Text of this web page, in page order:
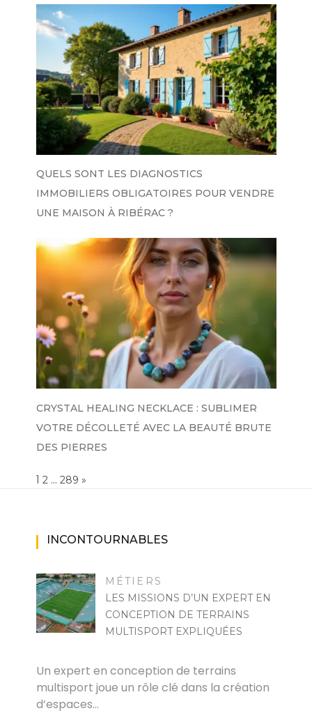
QUELS SONT LES DIAGNOSTICS
IMMOBILIERS OBLIGATOIRES POUR VENDRE
UNE MAISON À RIBÉRAC ?
CRYSTAL HEALING NECKLACE : SUBLIMER
VOTRE DÉCOLLETÉ AVEC LA BEAUTÉ BRUTE
DES PIERRES
Page:
1 2 … 289 NEXT
»
INCONTOURNABLES
MÉTIERS
LES MISSIONS D’UN EXPERT EN
CONCEPTION DE TERRAINS
MULTISPORT EXPLIQUÉES
Un expert en conception de terrains
multisport joue un rôle clé dans la création
d’espaces…